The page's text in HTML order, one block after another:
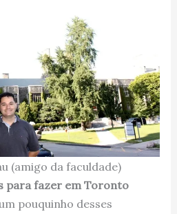
(amigo da faculdade)
para fazer em Toronto
pouquinho desses